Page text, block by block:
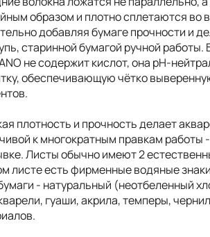
образом и плотно сплетаются во
добавляя бумаге прочности и
старинной бумагой ручной
не содержит кислот, она рН-
обеспечивающую чётко
плотность и прочность делает
к многократным правкам работы
Листы обычно имеют 2
листе есть фирменные водяные знаки
- натуральный (неотбеленный
гуаши, акрила, темперы,